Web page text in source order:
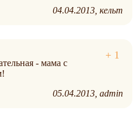
04.04.2013 кельт
- мама с
05.04.2013 admin